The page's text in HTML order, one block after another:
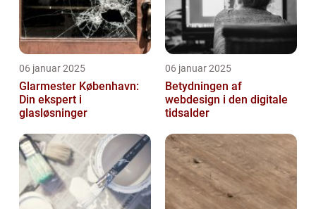
06 januar 2025
Glarmester København:
Din ekspert i
glasløsninger
06 januar 2025
Betydningen af
webdesign i den digitale
tidsalder